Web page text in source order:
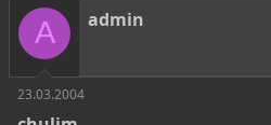
A admin
23.03.2004